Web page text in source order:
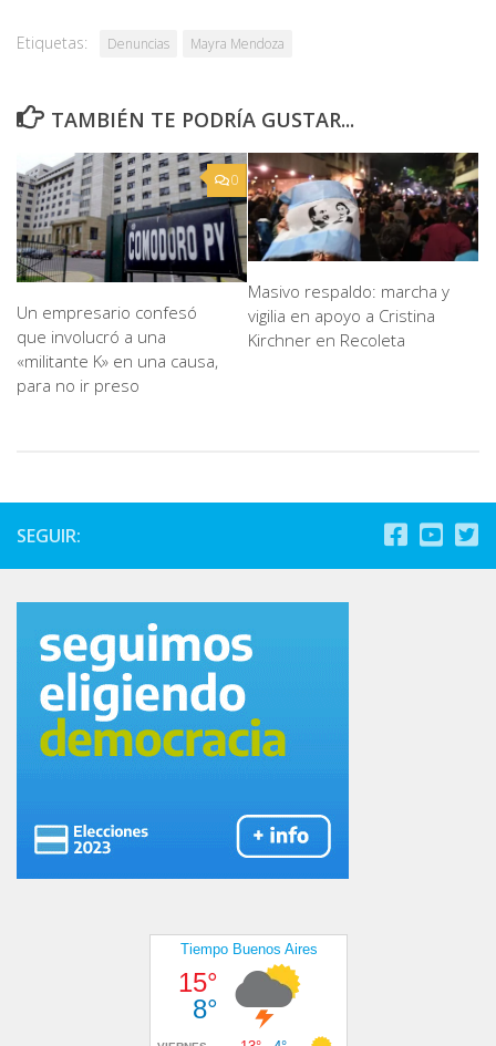
Etiquetas: Denuncias Mayra Mendoza
TAMBIÉN TE PODRÍA GUSTAR...
0
Un empresario confesó
que involucró a una
«militante K» en una causa,
para no ir preso
Masivo respaldo: marcha y
vigilia en apoyo a Cristina
Kirchner en Recoleta
SEGUIR: